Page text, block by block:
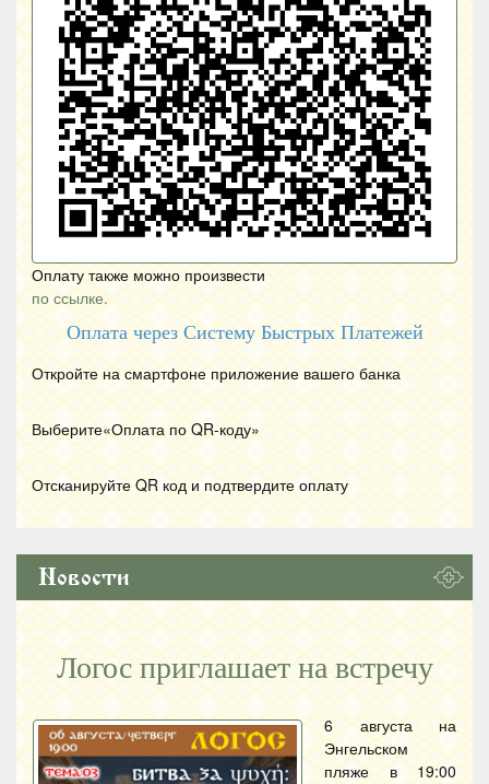
Оплату также можно произвести
по ссылке.
Оплата через Систему Быстрых Платежей
Откройте на смартфоне приложение вашего банка
Выберите«Оплата по QR-коду»
Отсканируйте QR код и подтвердите оплату
Новости
Логос приглашает на встречу
6 августа на
Энгельском
пляже в 19:00